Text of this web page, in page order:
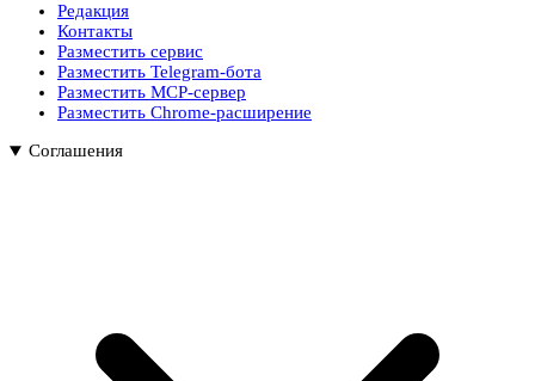
Редакция
Контакты
Разместить сервис
Разместить Telegram-бота
Разместить MCP-сервер
Разместить Chrome-расширение
Соглашения